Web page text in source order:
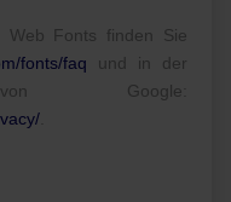
Web Fonts finden Sie
fonts/faq und in der
von Google: